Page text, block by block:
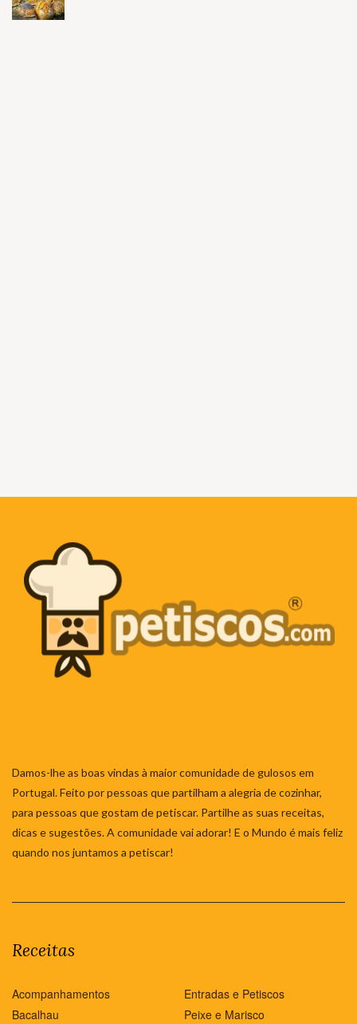
Damos-lhe as boas vindas à maior comunidade de gulosos em
Portugal. Feito por pessoas que partilham a alegria de cozinhar,
para pessoas que gostam de petiscar. Partilhe as suas receitas,
dicas e sugestões. A comunidade vai adorar! E o Mundo é mais feliz
quando nos juntamos a petiscar!
Receitas
Acompanhamentos
Bacalhau
Entradas e Petiscos
Peixe e Marisco